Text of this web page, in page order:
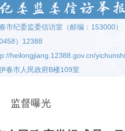
市纪委监委信访室（邮编：153000）
）12388
heilongjiang.12388.gov.cn/yichunshi
春市人民政府B楼109室
监督曝光